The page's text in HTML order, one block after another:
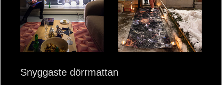
Snyggaste dörrmattan